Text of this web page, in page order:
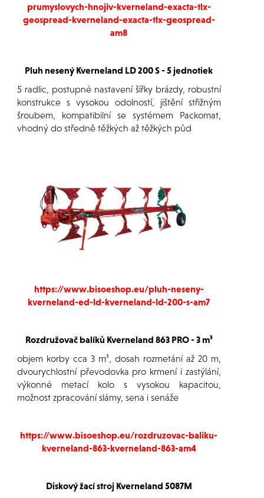
prumyslovych-hnojiv-kverneland-exacta-tlx-
geospread-kverneland-exacta-tlx-geospread-
am8
Pluh nesený Kverneland LD 200 S - 5 jednotiek
5 radlic, postupné nastavení šířky brázdy, robustní
konstrukce s vysokou odolností, jištění střižným
šroubem, kompatibilní se systémem Packomat,
vhodný do středně těžkých až těžkých půd
https://www.bisoeshop.eu/pluh-neseny-
kverneland-ed-ld-kverneland-ld-200-s-am7
Rozdružovač balíků Kverneland 863 PRO - 3 m³
objem korby cca 3 m³, dosah rozmetání až 20 m,
dvourychlostní převodovka pro krmení i zastýlání,
výkonné metací kolo s vysokou kapacitou,
možnost zpracování slámy, sena i senáže
https://www.bisoeshop.eu/rozdruzovac-baliku-
kverneland-863-kverneland-863-am4
Diskový žací stroj Kverneland 5087M